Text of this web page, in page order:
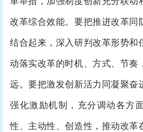
改革综合效能。要把推进改革同
结合起来，深入研判改革形势和
动落实改革的时机、方式、节奏
远。要把激发创新活力同凝聚奋
强化激励机制，充分调动各方
性、主动性、创造性，推动改革